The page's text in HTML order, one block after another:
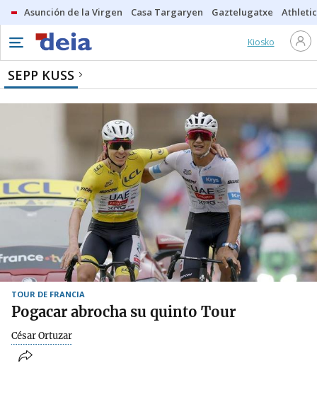
Asunción de la Virgen Casa Targaryen Gaztelugatxe Athletic
Kiosko
SEPP KUSS
TOUR DE FRANCIA
Pogacar abrocha su quinto Tour
César Ortuzar